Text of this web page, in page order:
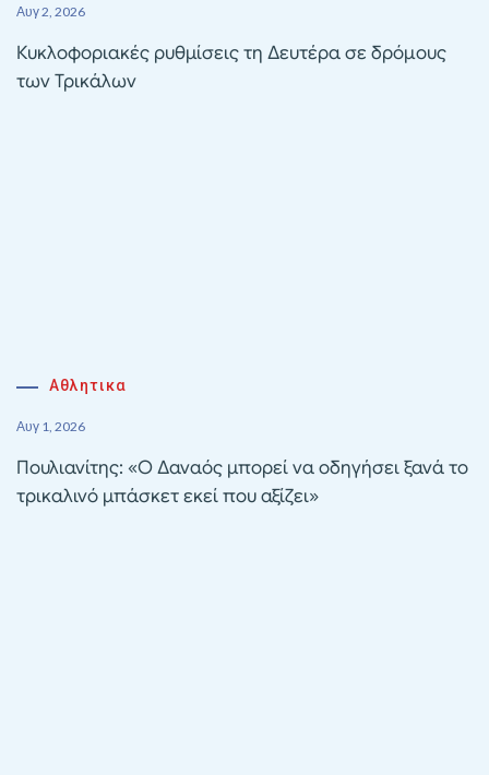
Αυγ 2, 2026
Κυκλοφοριακές ρυθμίσεις τη Δευτέρα σε δρόμους
των Τρικάλων
Αθλητικα
Αυγ 1, 2026
Πουλιανίτης: «Ο Δαναός μπορεί να οδηγήσει ξανά το
τρικαλινό μπάσκετ εκεί που αξίζει»